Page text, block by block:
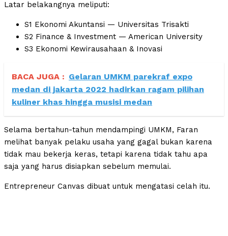
Latar belakangnya meliputi:
S1 Ekonomi Akuntansi — Universitas Trisakti
S2 Finance & Investment — American University
S3 Ekonomi Kewirausahaan & Inovasi
BACA JUGA : Gelaran UMKM parekraf expo
medan di jakarta 2022 hadirkan ragam pilihan
kuliner khas hingga musisi medan
Selama bertahun-tahun mendampingi UMKM, Faran
melihat banyak pelaku usaha yang gagal bukan karena
tidak mau bekerja keras, tetapi karena tidak tahu apa
saja yang harus disiapkan sebelum memulai.
Entrepreneur Canvas dibuat untuk mengatasi celah itu.